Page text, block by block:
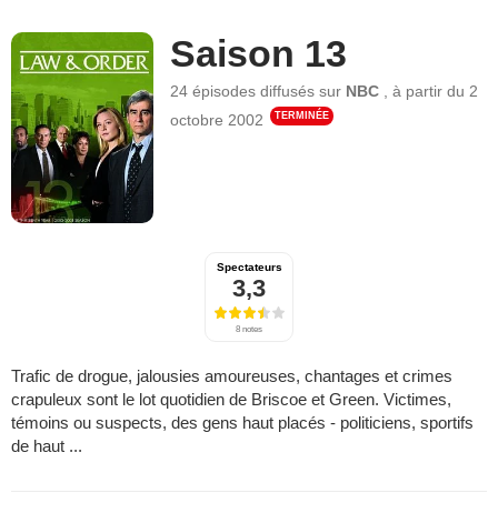
Saison 13
24 épisodes diffusés sur NBC ,à partir du2
octobre 2002
TERMINÉE
Spectateurs
3,3
8 notes
Trafic de drogue, jalousies amoureuses, chantages et crimes
crapuleux sont le lot quotidien de Briscoe et Green. Victimes,
témoins ou suspects, des gens haut placés - politiciens, sportifs
de haut ...